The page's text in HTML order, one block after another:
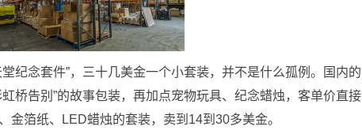
纪念套件”，三十几美金一个小套装，并不是什么孤例。国内的
桥告别”的故事包装，再加点宠物玩具、纪念蜡烛，客单价直接
金箔纸、LED蜡烛的套装，卖到14到30多美金。